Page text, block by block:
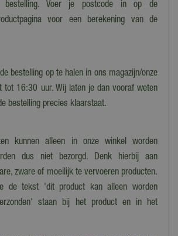
Voer je postcode in op de
voor een berekening van de
bestelling op te halen in ons magazijn/onze
tot 16:30 uur. Wij laten je dan vooraf weten
bestelling precies klaarstaat.
kunnen alleen in onze winkel worden
dus niet bezorgd. Denk hierbij aan
zware of moeilijk te vervoeren producten.
de tekst 'dit product kan alleen worden
staan bij het product en in het